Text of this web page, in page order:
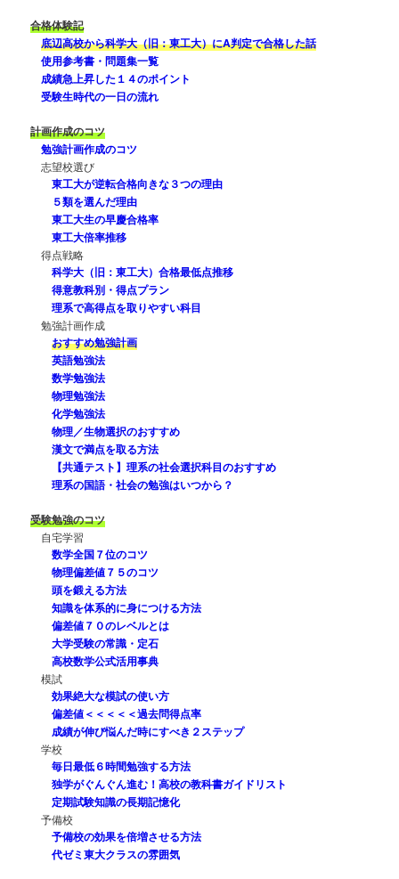
合格体験記
底辺高校から科学大（旧：東工大）にA判定で合格した話
使用参考書・問題集一覧
成績急上昇した１４のポイント
受験生時代の一日の流れ
計画作成のコツ
勉強計画作成のコツ
志望校選び
東工大が逆転合格向きな３つの理由
５類を選んだ理由
東工大生の早慶合格率
東工大倍率推移
得点戦略
科学大（旧：東工大）合格最低点推移
得意教科別・得点プラン
理系で高得点を取りやすい科目
勉強計画作成
おすすめ勉強計画
英語勉強法
数学勉強法
物理勉強法
化学勉強法
物理／生物選択のおすすめ
漢文で満点を取る方法
【共通テスト】理系の社会選択科目のおすすめ
理系の国語・社会の勉強はいつから？
受験勉強のコツ
自宅学習
数学全国７位のコツ
物理偏差値７５のコツ
頭を鍛える方法
知識を体系的に身につける方法
偏差値７０のレベルとは
大学受験の常識・定石
高校数学公式活用事典
模試
効果絶大な模試の使い方
偏差値＜＜＜＜＜過去問得点率
成績が伸び悩んだ時にすべき２ステップ
学校
毎日最低６時間勉強する方法
独学がぐんぐん進む！高校の教科書ガイドリスト
定期試験知識の長期記憶化
予備校
予備校の効果を倍増させる方法
代ゼミ東大クラスの雰囲気